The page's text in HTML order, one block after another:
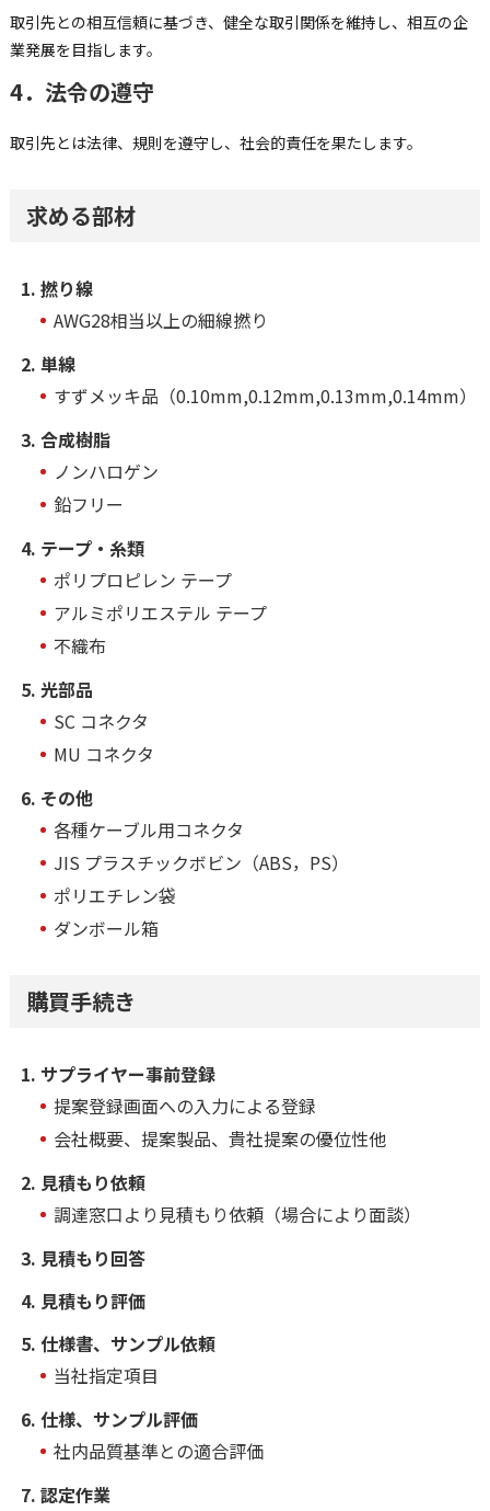
取引先との相互信頼に基づき、健全な取引関係を維持し、相互の企
業発展を目指します。
4．法令の遵守
取引先とは法律、規則を遵守し、社会的責任を果たします。
求める部材
撚り線
AWG28相当以上の細線撚り
単線
すずメッキ品（0.10mm,0.12mm,0.13mm,0.14mm）
合成樹脂
ノンハロゲン
鉛フリー
テープ・糸類
ポリプロピレン テープ
アルミポリエステル テープ
不織布
光部品
SC コネクタ
MU コネクタ
その他
各種ケーブル用コネクタ
JIS プラスチックボビン（ABS，PS）
ポリエチレン袋
ダンボール箱
購買手続き
サプライヤー事前登録
提案登録画面への入力による登録
会社概要、提案製品、貴社提案の優位性他
見積もり依頼
調達窓口より見積もり依頼（場合により面談）
見積もり回答
見積もり評価
仕様書、サンプル依頼
当社指定項目
仕様、サンプル評価
社内品質基準との適合評価
認定作業